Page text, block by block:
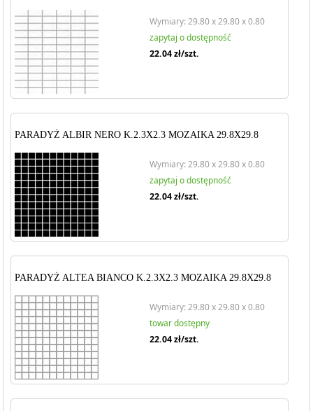
Wymiary: 29.80 x 29.80 x 0.80
zapytaj o dostępność
22.04zł/szt.
PARADYŻ ALBIR NERO K.2.3X2.3 MOZAIKA 29.8X29.8
Wymiary: 29.80 x 29.80 x 0.80
zapytaj o dostępność
22.04zł/szt.
PARADYŻ ALTEA BIANCO K.2.3X2.3 MOZAIKA 29.8X29.8
Wymiary: 29.80 x 29.80 x 0.80
towar dostępny
22.04zł/szt.